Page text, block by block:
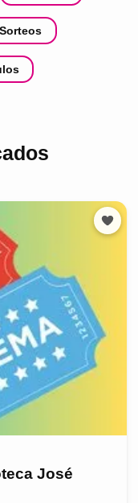
Sorteos
José